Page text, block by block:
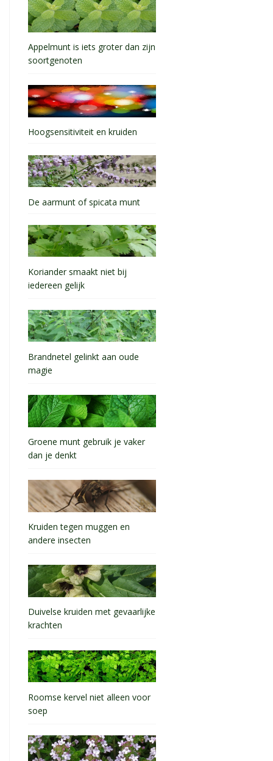
Appelmunt is iets groter dan zijn
soortgenoten
Hoogsensitiviteit en kruiden
De aarmunt of spicata munt
Koriander smaakt niet bij
iedereen gelijk
Brandnetel gelinkt aan oude
magie
Groene munt gebruik je vaker
dan je denkt
Kruiden tegen muggen en
andere insecten
Duivelse kruiden met gevaarlijke
krachten
Roomse kervel niet alleen voor
soep